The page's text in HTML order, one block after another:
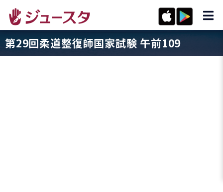
第29回柔道整復師国家試験 午前109